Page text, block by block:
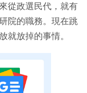
從政選民代，就有
院的職務。現在跳
就放掉的事情。